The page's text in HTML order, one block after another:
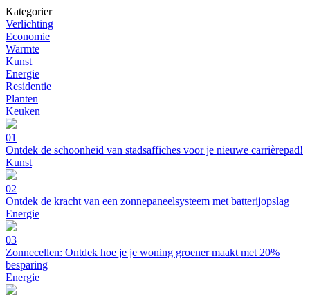
Kategorier
Verlichting
Economie
Warmte
Kunst
Energie
Residentie
Planten
Keuken
01
Ontdek de schoonheid van stadsaffiches voor je nieuwe carrièrepad!
Kunst
02
Ontdek de kracht van een zonnepaneelsysteem met batterijopslag
Energie
03
Zonnecellen: Ontdek hoe je je woning groener maakt met 20%
besparing
Energie